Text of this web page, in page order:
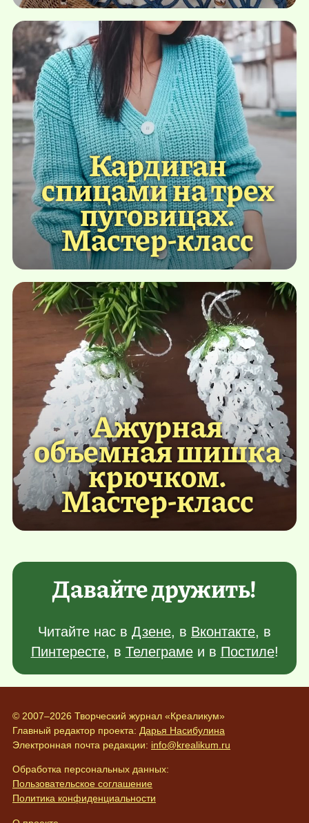
Кардиган
спицами на трех
пуговицах.
Мастер-класс
Ажурная
объемная шишка
крючком.
Мастер-класс
Давайте дружить!
Читайте нас в Дзене, в Вконтакте, в
Пинтересте, в Телеграмеи в Постиле!
© 2007–2026 Творческий журнал «Креаликум»
Главный редактор проекта: Дарья Насибулина
Электронная почта редакции: info@krealikum.ru
Обработка персональных данных:
Пользовательское соглашение
Политика конфиденциальности